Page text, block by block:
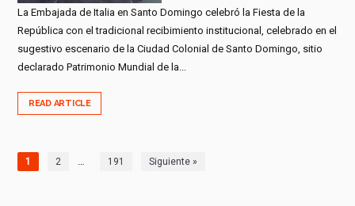
La Embajada de Italia en Santo Domingo celebró la Fiesta de la
República con el tradicional recibimiento institucional, celebrado en el
sugestivo escenario de la Ciudad Colonial de Santo Domingo, sitio
declarado Patrimonio Mundial de la...
READ ARTICLE
1 2 … 191 Siguiente »